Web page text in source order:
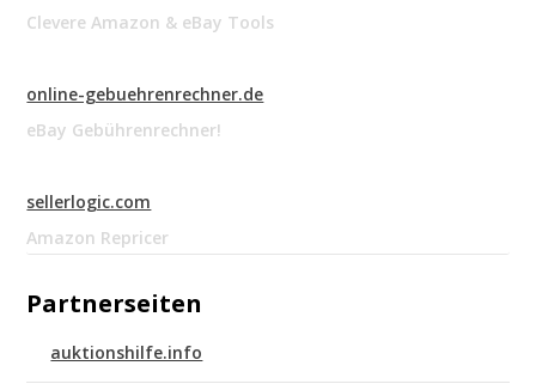
Clevere Amazon & eBay Tools
online-gebuehrenrechner.de
eBay Gebührenrechner!
sellerlogic.com
Amazon Repricer
Partnerseiten
auktionshilfe.info